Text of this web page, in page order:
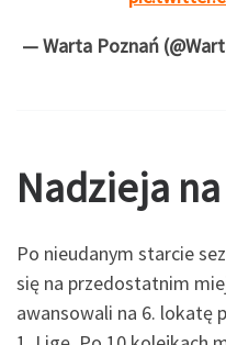
— Warta Poznań
Nadzieja
Po nieudanym starcie
się na przedostatnim
awansowali na 6. lokatę